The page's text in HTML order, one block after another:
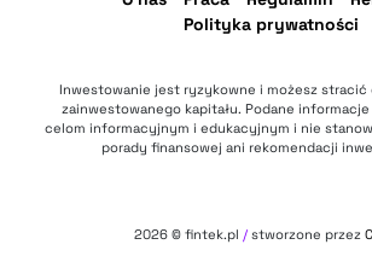
Polityka prywatności
Inwestowanie jest ryzykowne i możesz stracić
zainwestowanego kapitału. Podane informacje
celom informacyjnym i edukacyjnym i nie
porady finansowej ani rekomendacji
2026 © fintek.pl / stworzone przez